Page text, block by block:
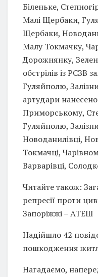
Біленьке,
Малі Щербаки,
Щербаки,
Малу Токмачку,
Дорожнянку,
обстрілів із РСЗВ
Гуляйполю,
артудари
Приморському,
Гуляйполю,
Новоданилівці,
Токмачці,
Варварівці,
Читайте також:
репресії проти
Запоріжжі – АТЕШ
Надійшло 42
пошкодження
Нагадаємо,